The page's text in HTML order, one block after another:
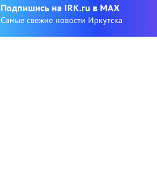
Подпишиcь на IRK.ru в MAX
Cамые свежие новости Иркутска